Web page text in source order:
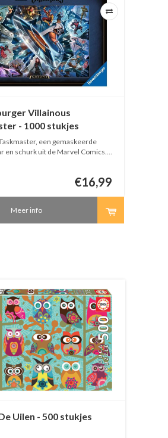
Villainous
- 1000 stukjes
een gemaskeerde
en schurk uit de Marvel Comics.
€16,99
Meer info
Uilen - 500 stukjes